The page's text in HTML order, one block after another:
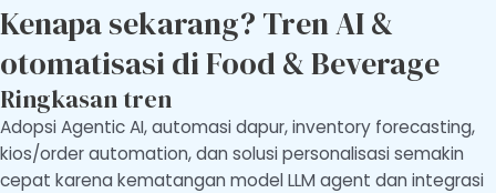
Kenapa sekarang? Tren AI &
otomatisasi di Food & Beverage
Ringkasan tren
Adopsi Agentic AI, automasi dapur, inventory forecasting,
kios/order automation, dan solusi personalisasi semakin
cepat karena kematangan model LLM agent dan integrasi